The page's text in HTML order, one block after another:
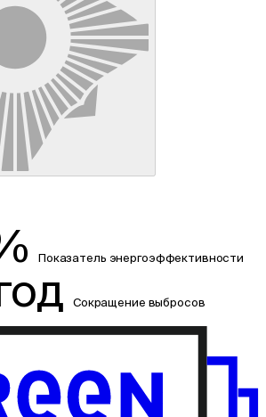
Показатель энергоэффективности
Сокращение выбросов